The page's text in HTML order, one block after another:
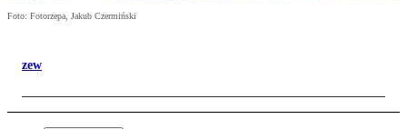
Foto: Fotorzepa, Jakub Czermiński
zew